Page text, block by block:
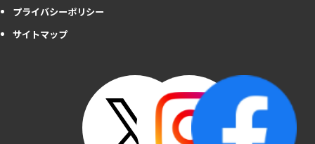
プライバシーポリシー
サイトマップ